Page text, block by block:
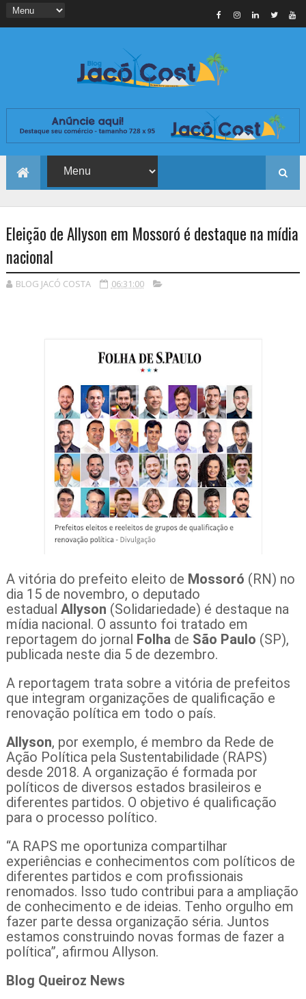
Eleição de Allyson em Mossoró é destaque na mídia
nacional
BLOG JACÓ COSTA 06:31:00
A vitória do prefeito eleito de Mossoró (RN) no
dia 15 de novembro, o deputado
estadual Allyson (Solidariedade) é destaque na
mídia nacional. O assunto foi tratado em
reportagem do jornal Folhade São Paulo (SP),
publicada neste dia 5 de dezembro.
A reportagem trata sobre a vitória de prefeitos
que integram organizações de qualificação e
renovação política em todo o país.
Allyson, por exemplo, é membro da Rede de
Ação Política pela Sustentabilidade (RAPS)
desde 2018. A organização é formada por
políticos de diversos estados brasileiros e
diferentes partidos. O objetivo é qualificação
para o processo político.
“A RAPS me oportuniza compartilhar
experiências e conhecimentos com políticos de
diferentes partidos e com profissionais
renomados. Isso tudo contribui para a ampliação
de conhecimento e de ideias. Tenho orgulho em
fazer parte dessa organização séria. Juntos
estamos construindo novas formas de fazer a
política”, afirmou Allyson.
Blog Queiroz News